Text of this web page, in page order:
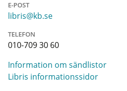
E-POST
libris@kb.se
TELEFON
010-709 30 60
Information om sändlistor
Libris informationssidor